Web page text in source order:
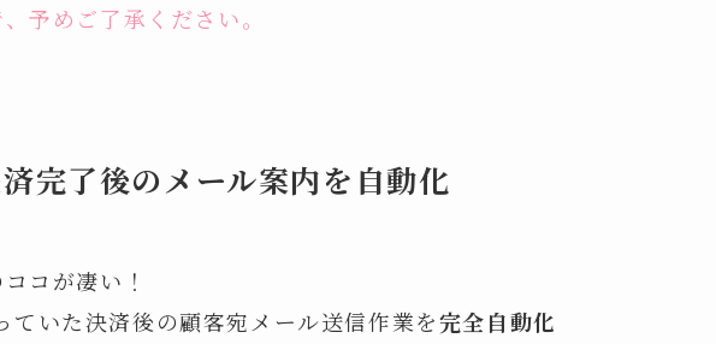
予めご了承ください。
完了後のメール案内を自動化
コが凄い！
ていた決済後の顧客宛メール送信作業を完全自動化